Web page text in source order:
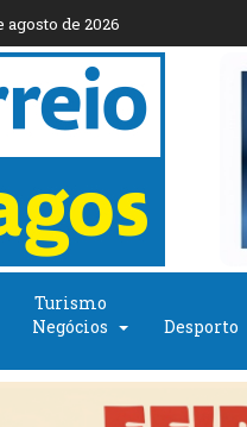
de 2026
Turismo
Negócios
Desporto